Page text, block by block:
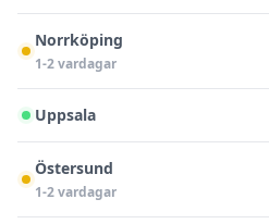
Norrköping
1-2 vardagar
Uppsala
Östersund
1-2 vardagar